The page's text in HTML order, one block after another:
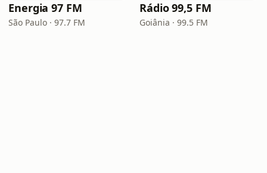
Energia 97 FM
São Paulo · 97.7 FM
Rádio 99,5 FM
Goiânia · 99.5 FM